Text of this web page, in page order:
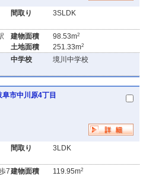
間取り 3SLDK
建物面積
土地面積
98.53m2
251.33m2
中学校 境川中学校
阜市中川原4丁目
間取り 3LDK
7建物面積
119.95m2